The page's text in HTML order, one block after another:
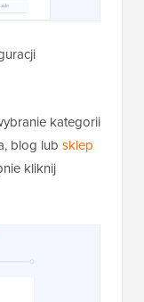
kategorii
blog lub sklep
kliknij